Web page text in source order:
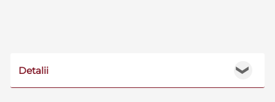
❯
Detalii